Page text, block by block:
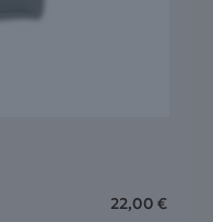
22,00 €